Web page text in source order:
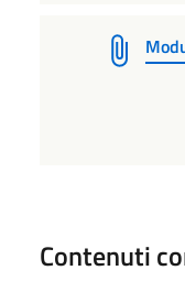
Contenuti